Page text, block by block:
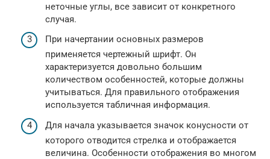
неточные углы, все зависит от конкретного
случая.
При начертании основных размеров
применяется чертежный шрифт. Он
характеризуется довольно большим
количеством особенностей, которые должны
учитываться. Для правильного отображения
используется табличная информация.
Для начала указывается значок конусности от
которого отводится стрелка и отображается
величина. Особенности отображения во многом